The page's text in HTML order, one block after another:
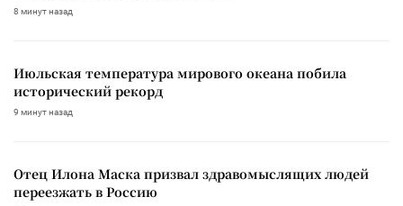
8 минут назад
Июльская температура мирового океана побила
исторический рекорд
9 минут назад
Отец Илона Маска призвал здравомыслящих людей
переезжать в Россию